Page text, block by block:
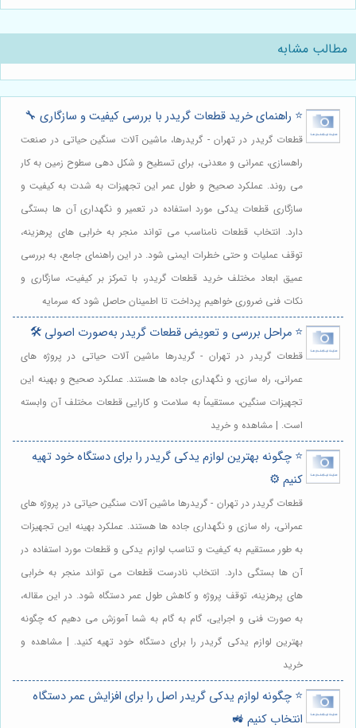
مطالب مشابه
⭐️ راهنمای خرید قطعات گریدر با بررسی کیفیت و سازگاری 🔧
قطعات گریدر در تهران - گریدرها، ماشین آلات سنگین حیاتی در صنعت
راهسازی، عمرانی و معدنی، برای تسطیح و شکل دهی سطوح زمین به کار
می روند. عملکرد صحیح و طول عمر این تجهیزات به شدت به کیفیت و
سازگاری قطعات یدکی مورد استفاده در تعمیر و نگهداری آن ها بستگی
دارد. انتخاب قطعات نامناسب می تواند منجر به خرابی های پرهزینه،
توقف عملیات و حتی خطرات ایمنی شود. در این راهنمای جامع، به بررسی
عمیق ابعاد مختلف خرید قطعات گریدر، با تمرکز بر کیفیت، سازگاری و
نکات فنی ضروری خواهیم پرداخت تا اطمینان حاصل شود که سرمایه
⭐️ مراحل بررسی و تعویض قطعات گریدر به‌صورت اصولی 🛠️
قطعات گریدر در تهران - گریدرها ماشین آلات حیاتی در پروژه های
عمرانی، راه سازی، و نگهداری جاده ها هستند. عملکرد صحیح و بهینه این
تجهیزات سنگین، مستقیماً به سلامت و کارایی قطعات مختلف آن وابسته
است. | مشاهده و خرید
⭐️ چگونه بهترین لوازم یدکی گریدر را برای دستگاه خود تهیه
کنیم ⚙️
قطعات گریدر در تهران - گریدرها ماشین آلات سنگین حیاتی در پروژه های
عمرانی، راه سازی و نگهداری جاده ها هستند. عملکرد بهینه این تجهیزات
به طور مستقیم به کیفیت و تناسب لوازم یدکی و قطعات مورد استفاده در
آن ها بستگی دارد. انتخاب نادرست قطعات می تواند منجر به خرابی
های پرهزینه، توقف پروژه و کاهش طول عمر دستگاه شود. در این مقاله،
به صورت فنی و اجرایی، گام به گام به شما آموزش می دهیم که چگونه
بهترین لوازم یدکی گریدر را برای دستگاه خود تهیه کنید. | مشاهده و
خرید
⭐️ چگونه لوازم یدکی گریدر اصل را برای افزایش عمر دستگاه
انتخاب کنیم 🚜